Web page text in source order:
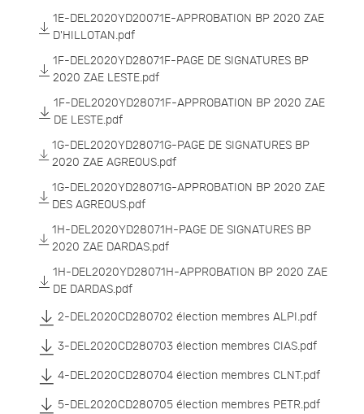
1E-DEL2020YD20071E-APPROBATION BP 2020 ZAE
D'HILLOTAN.pdf
1F-DEL2020YD28071F-PAGE DE SIGNATURES BP
2020 ZAE LESTE.pdf
1F-DEL2020YD28071F-APPROBATION BP 2020 ZAE
DE LESTE.pdf
1G-DEL2020YD28071G-PAGE DE SIGNATURES BP
2020 ZAE AGREOUS.pdf
1G-DEL2020YD28071G-APPROBATION BP 2020 ZAE
DES AGREOUS.pdf
1H-DEL2020YD28071H-PAGE DE SIGNATURES BP
2020 ZAE DARDAS.pdf
1H-DEL2020YD28071H-APPROBATION BP 2020 ZAE
DE DARDAS.pdf
2-DEL2020CD280702 élection membres ALPI.pdf
3-DEL2020CD280703 élection membres CIAS.pdf
4-DEL2020CD280704 élection membres CLNT.pdf
5-DEL2020CD280705 élection membres PETR.pdf